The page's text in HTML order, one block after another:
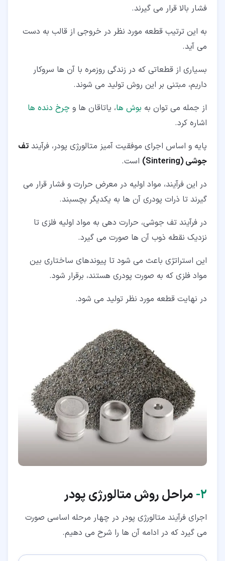
۶‏-‏۱‏- سازگاری با محیط زیست
۶‏-‏۳‏- کاهش نیاز به پردازش قطعه
۶‏-‏۴‏- دسترسی مناسب به مواد اولیه
۶‏-‏۵‏- قابل استفاده برای تولید انبوه
۶‏-‏۶‏- تولید قطعات با کیفیت
۶‏-‏۷‏- همگنی شیمیایی
فشار بالا قرار می گیرند.
به این ترتیب قطعه مورد نظر در خروجی از قالب به دست
می آید.
بسیاری از قطعاتی که در زندگی روزمره با آن ها سروکار
داریم، مبتنی بر این روش تولید می شوند.
از جمله می توان به بوش ها، یاتاقان ها و چرخ دنده ها
اشاره کرد.
پایه و اساس اجرای موفقیت آمیز متالورژی پودر، فرآیند تف
جوشی (Sintering)
است.
در این فرآیند، مواد اولیه در معرض حرارت و فشار قرار می
گیرند تا ذرات پودری آن ها به یکدیگر بچسبند.
در فرآیند تف جوشی، حرارت دهی به مواد اولیه فلزی تا
نزدیک نقطه ذوب آن ها صورت می گیرد.
این استراتژی باعث می شود تا پیوندهای ساختاری بین
مواد فلزی که به صورت پودری هستند، برقرار شود.
در نهایت قطعه مورد نظر تولید می شود.
۲‏- مراحل روش متالورژی پودر
اجرای فرآیند متالورژی پودر در چهار مرحله اساسی صورت
می گیرد که در ادامه آن ها را شرح می دهیم.